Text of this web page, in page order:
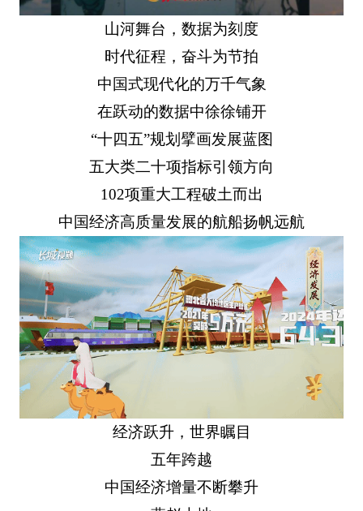
山河舞台，数据为刻度
时代征程，奋斗为节拍
中国式现代化的万千气象
在跃动的数据中徐徐铺开
“十四五”规划擘画发展蓝图
五大类二十项指标引领方向
102项重大工程破土而出
中国经济高质量发展的航船扬帆远航
经济跃升，世界瞩目
五年跨越
中国经济增量不断攀升